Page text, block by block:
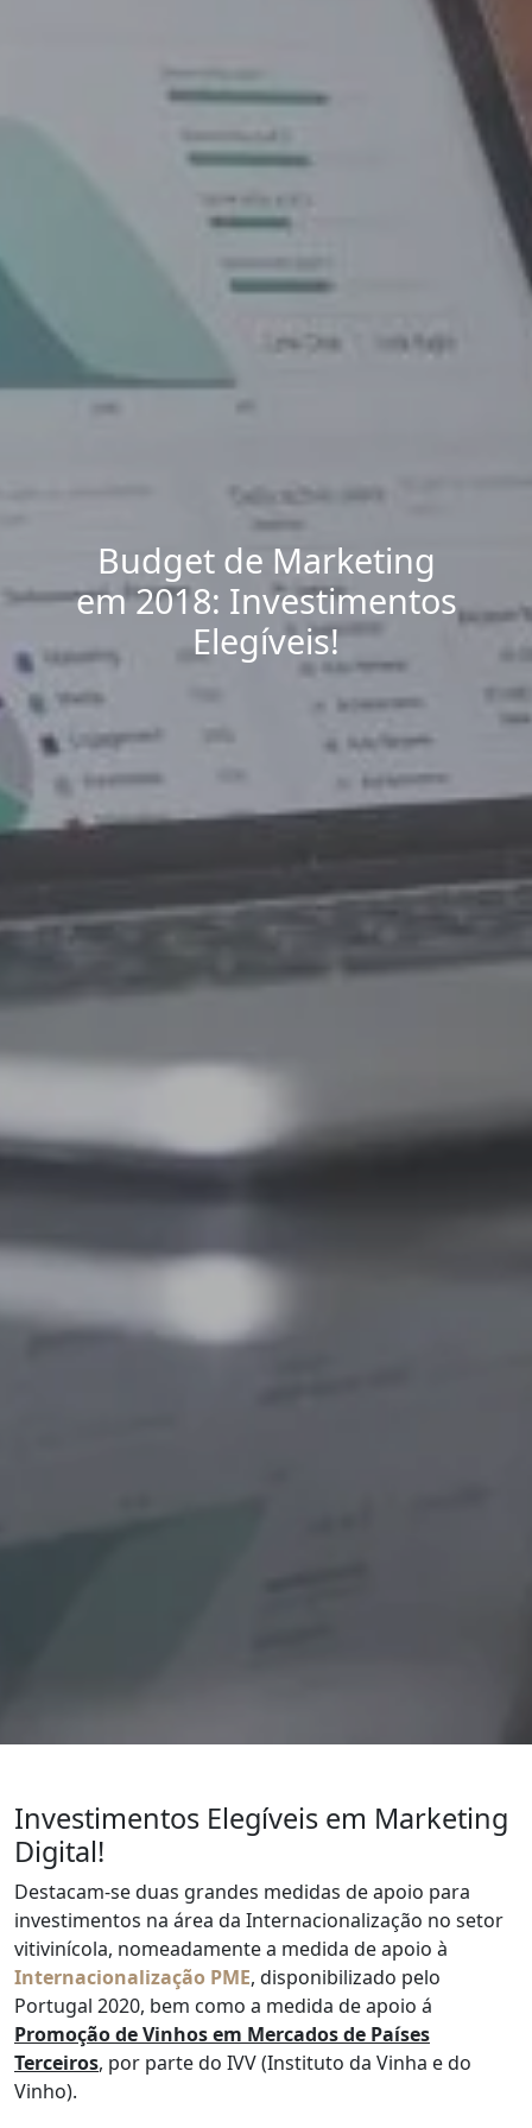
Budget de Marketing
em 2018: Investimentos
Elegíveis!
Investimentos Elegíveis em Marketing
Digital!
Destacam-se duas grandes medidas de apoio para
investimentos na área da Internacionalização no setor
vitivinícola, nomeadamente a medida de apoio à
Internacionalização PME, disponibilizado pelo
Portugal 2020, bem como a medida de apoio á
Promoção de Vinhos em Mercados de Países
Terceiros, por parte do IVV (Instituto da Vinha e do
Vinho).